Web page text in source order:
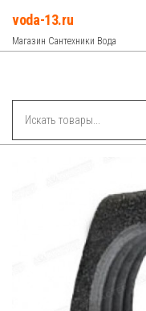
Перейти
содержимому
voda-13.ru
Магазин Сантехники Вода